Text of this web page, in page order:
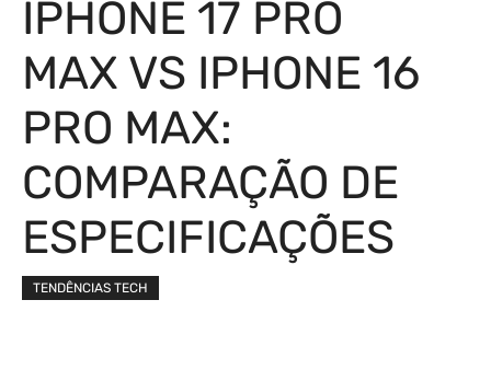
IPHONE 17 PRO
MAX VS IPHONE 16
PRO MAX:
COMPARAÇÃO DE
ESPECIFICAÇÕES
TENDÊNCIAS TECH